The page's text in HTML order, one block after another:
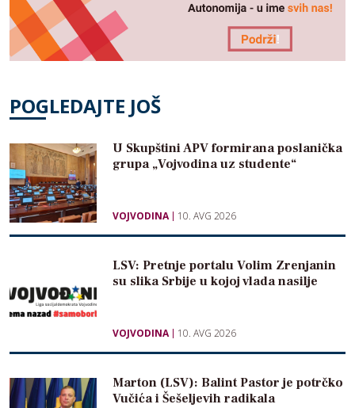
POGLEDAJTE JOŠ
U Skupštini APV formirana poslanička
grupa „Vojvodina uz studente“
VOJVODINA 10. AVG 2026
LSV: Pretnje portalu Volim Zrenjanin
su slika Srbije u kojoj vlada nasilje
VOJVODINA 10. AVG 2026
Marton (LSV): Balint Pastor je potrčko
Vučića i Šešeljevih radikala